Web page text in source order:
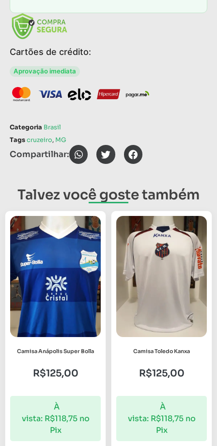
Cartões de crédito:
Aprovação imediata
Categoria Brasil
Tagscruzeiro, MG
Compartilhar:
Talvez você goste também
Camisa Anápolis Super Bolla
R$125,00
À
vista: R$118,75 no
Pix
Camisa Toledo Kanxa
R$125,00
À
vista: R$118,75 no
Pix